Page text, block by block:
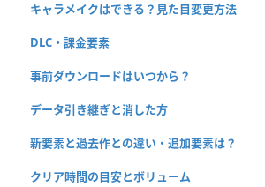
キャラメイクはできる？見た目変更方法
DLC・課金要素
事前ダウンロードはいつから？
データ引き継ぎと消した方
新要素と過去作との違い・追加要素は？
クリア時間の目安とボリューム